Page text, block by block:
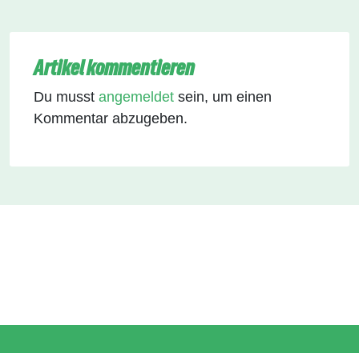
Artikel kommentieren
Du musst angemeldet sein, um einen
Kommentar abzugeben.